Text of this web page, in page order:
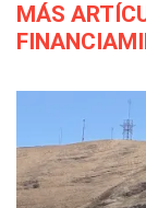
MÁS